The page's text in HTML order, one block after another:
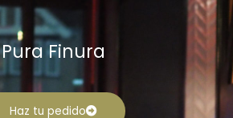
Pura Finura
Haz tu pedido